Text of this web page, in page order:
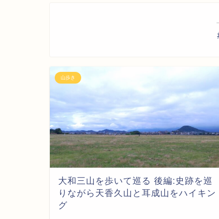
山歩き
大和三山を歩いて巡る 後編:史跡を巡
りながら天香久山と耳成山をハイキン
グ